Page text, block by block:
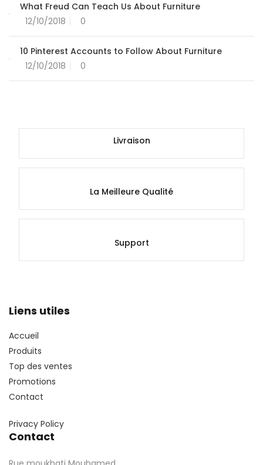
What Freud Can Teach Us About Furniture
12/10/2018
0
10 Pinterest Accounts to Follow About Furniture
12/10/2018
0
Livraison
La Meilleure Qualité
Support
Liens utiles
Accueil
Produits
Top des ventes
Promotions
Contact
Privacy Policy
Contact